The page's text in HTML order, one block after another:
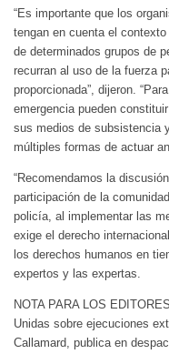
“Es importante que los
tengan en cuenta el
de determinados grupos de
recurran al uso de la fuerza
proporcionada”, dijeron.
emergencia pueden
sus medios de subsistencia
múltiples formas de actuar
“Recomendamos la
participación de la
policía, al implementar las
exige el derecho
los derechos humanos en
expertos y las expertas.
NOTA PARA LOS
Unidas sobre ejecuciones
Callamard, publica en